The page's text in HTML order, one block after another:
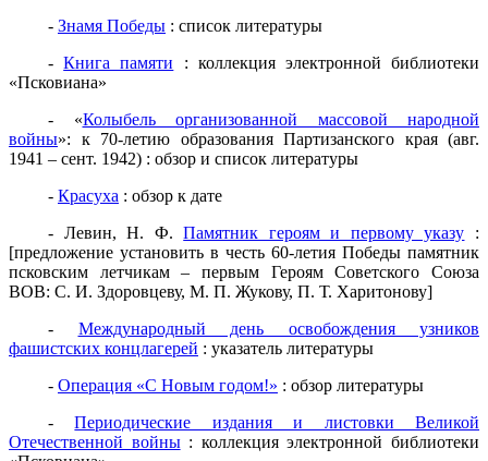
- Знамя Победы : список литературы
-Книга памяти : коллекция электронной библиотеки
«Псковиана»
- «Колыбель организованной массовой народной
войны»: к 70-летию образования Партизанского края (авг.
1941 – сент. 1942) : обзор и список литературы
- Красуха : обзор к дате
- Левин, Н. Ф.Памятник героям и первому указу :
[предложение установить в честь 60-летия Победы памятник
псковским летчикам – первым Героям Советского Союза
ВОВ: С. И. Здоровцеву, М. П. Жукову, П. Т. Харитонову]
- Международный день освобождения узников
фашистских концлагерей : указатель литературы
- Операция «С Новым годом!» : обзор литературы
-Периодические издания и листовки Великой
Отечественной войны: коллекция электронной библиотеки